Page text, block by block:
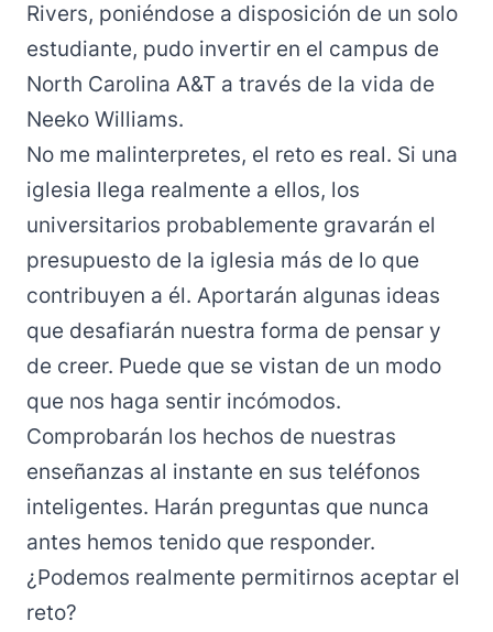
Rivers, poniéndose a disposición de un solo
estudiante, pudo invertir en el campus de
North Carolina A&T a través de la vida de
Neeko Williams.
No me malinterpretes, el reto es real. Si una
iglesia llega realmente a ellos, los
universitarios probablemente gravarán el
presupuesto de la iglesia más de lo que
contribuyen a él. Aportarán algunas ideas
que desafiarán nuestra forma de pensar y
de creer. Puede que se vistan de un modo
que nos haga sentir incómodos.
Comprobarán los hechos de nuestras
enseñanzas al instante en sus teléfonos
inteligentes. Harán preguntas que nunca
antes hemos tenido que responder.
¿Podemos realmente permitirnos aceptar el
reto?